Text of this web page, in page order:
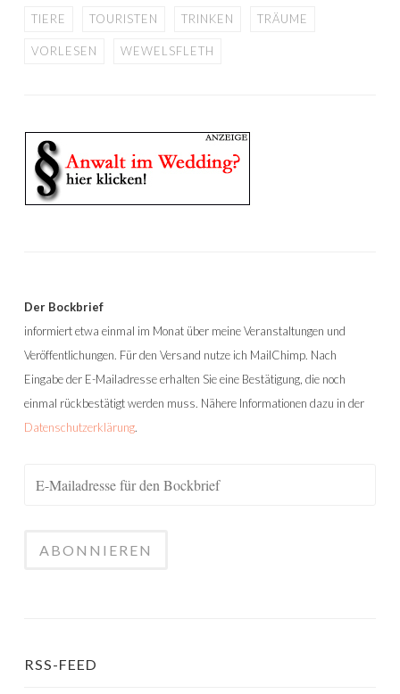
TIERE TOURISTEN TRINKEN TRÄUME
VORLESEN WEWELSFLETH
Der Bockbrief
informiert etwa einmal im Monat über meine Veranstaltungen und
Veröffentlichungen. Für den Versand nutze ich MailChimp. Nach
Eingabe der E-Mailadresse erhalten Sie eine Bestätigung, die noch
einmal rückbestätigt werden muss. Nähere Informationen dazu in der
Datenschutzerklärung.
RSS-FEED